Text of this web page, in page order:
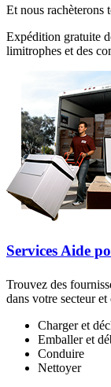
Et nous rachèterons
Expédition gratuite
limitrophes et des
Services Aide
Trouvez des
dans votre secteur
Charger et
Emballer et
Conduire
Nettoyer